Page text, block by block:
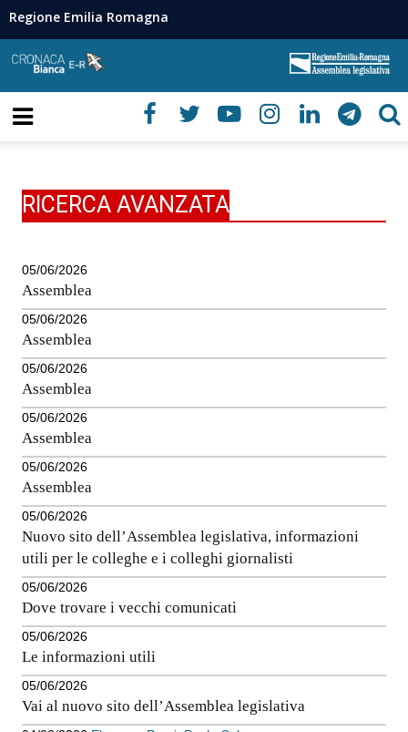
Regione Emilia Romagna
RICERCA AVANZATA
05/06/2026
Assemblea
05/06/2026
Assemblea
05/06/2026
Assemblea
05/06/2026
Assemblea
05/06/2026
Assemblea
05/06/2026
Nuovo sito dell’Assemblea legislativa, informazioni
utili per le colleghe e i colleghi giornalisti
05/06/2026
Dove trovare i vecchi comunicati
05/06/2026
Le informazioni utili
05/06/2026
Vai al nuovo sito dell’Assemblea legislativa